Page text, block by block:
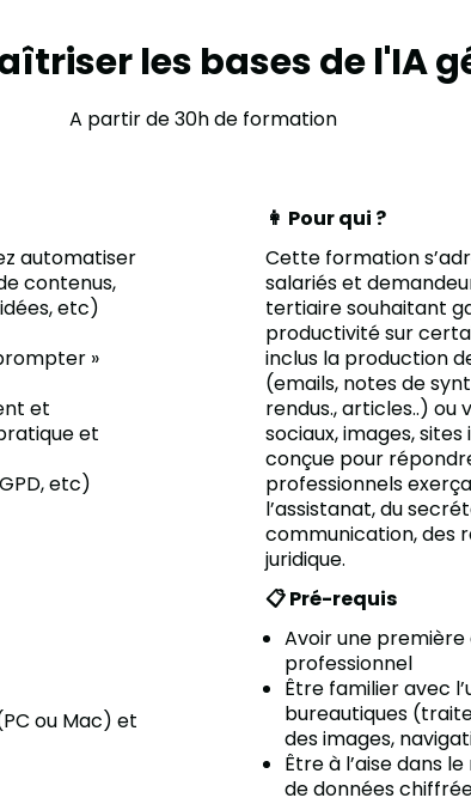
les bases de l'IA
A partir de 30h de formation
automatiser
contenus,
etc)
»
et
et
etc)
ou Mac) et
👩 Pour qui ?
Cette formation
salariés et
tertiaire souhaitant
productivité sur
inclus la production
(emails, notes de
rendus., articles..) ou
sociaux, images,
conçue pour
professionnels
l’assistanat, du
communication, des
juridique.
📋 Pré-requis
Avoir une
professionnel
Être familier avec
bureautiques
des images,
Être à l’aise dans
de données